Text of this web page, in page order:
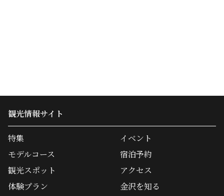
観光情報サイト
特集
モデルコース
観光スポット
体験プラン
イベント
宿泊予約
アクセス
金沢を知る